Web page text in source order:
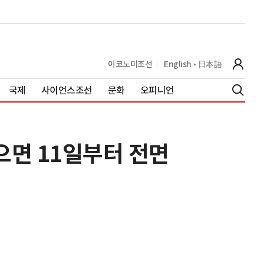
이코노미조선 English 日本語
국제 사이언스조선 문화 오피니언
11일부터 전면